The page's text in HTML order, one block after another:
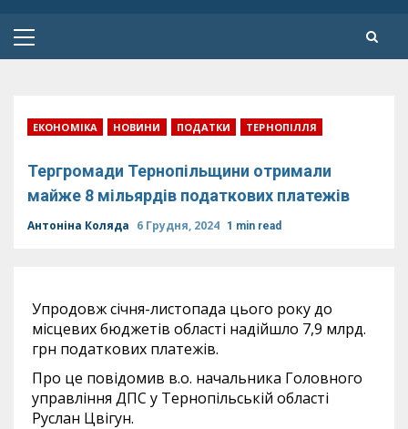
Primary
ЕКОНОМІКА НОВИНИ ПОДАТКИ ТЕРНОПІЛЛЯ
Тергромади Тернопільщини отримали
майже 8 мільярдів податкових платежів
Антоніна Коляда 6 Грудня, 2024 1 min read
Упродовж січня-листопада цього року до
місцевих бюджетів області надійшло 7,9 млрд.
грн податкових платежів.
Про це повідомив в.о. начальника Головного
управління ДПС у Тернопільській області
Руслан Цвігун.